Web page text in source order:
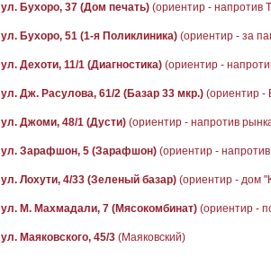
ул. Бухоро, 37 (Дом печать) (ориентир - напротив
ул. Бухоро, 51 (1-я Поликлиника) (ориентир - за
ул. Дехоти, 11/1 (Диагностика) (ориентир -
ул. Дж. Расулова, 61/2 (Базар 33 мкр.) (ориентир -
ул. Джоми, 48/1 (Дусти) (ориентир - напротив
ул. Зарафшон, 5 (Зарафшон) (ориентир -
ул. Лохути, 4/33 (Зеленый базар) (ориентир - дом
ул. М. Махмадали, 7 (Мясокомбинат) (ориентир -
ул. Маяковского, 45/3 (Маяковский)